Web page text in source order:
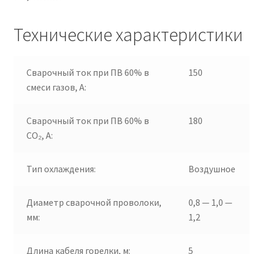
Технические характеристики
Сварочный ток при ПВ 60% в
смеси газов, А:
150
Сварочный ток при ПВ 60% в
CO₂, А:
180
Тип охлаждения: Воздушное
Диаметр сварочной проволоки,
мм:
0,8 — 1,0 —
1,2
Длина кабеля горелки, м: 5